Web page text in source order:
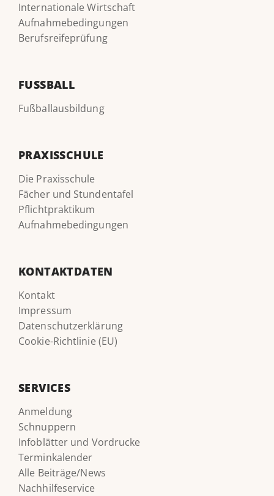
Internationale Wirtschaft
Aufnahmebedingungen
Berufsreifeprüfung
FUSSBALL
Fußballausbildung
PRAXISSCHULE
Die Praxisschule
Fächer und Stundentafel
Pflichtpraktikum
Aufnahmebedingungen
KONTAKTDATEN
Kontakt
Impressum
Datenschutzerklärung
Cookie-Richtlinie (EU)
SERVICES
Anmeldung
Schnuppern
Infoblätter und Vordrucke
Terminkalender
Alle Beiträge/News
Nachhilfeservice